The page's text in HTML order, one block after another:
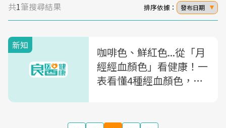
共1筆搜尋結果 排序依據： 發布日期
新知
咖啡色、鮮紅色...從「月
經經血顏色」看健康！一
表看懂4種經血顏色，教